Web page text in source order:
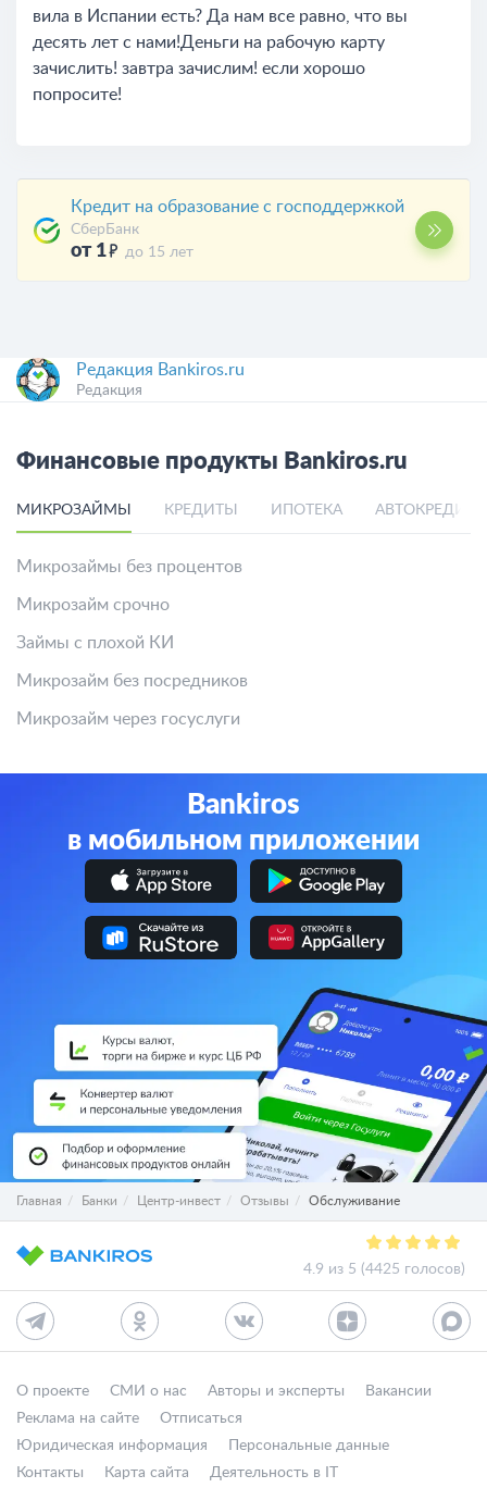
вила в Испании есть? Да нам все равно, что вы
десять лет с нами!Деньги на рабочую карту
зачислить! завтра зачислим! если хорошо
попросите!
Кредит на образование с господдержкой
СберБанк
от 1 до 15 лет
Редакция Bankiros.ru
Редакция
Финансовые продукты Bankiros.ru
МИКРОЗАЙМЫ КРЕДИТЫ ИПОТЕКА
Микрозаймы без процентов
Микрозайм срочно
Займы с плохой КИ
Микрозайм без посредников
Микрозайм через госуслуги
Bankiros
в мобильном приложении
Главная Банки Центр-инвест Отзывы Обслуживание
4.9 из 5 (4425 голосов)
О проекте СМИ о нас Авторы и эксперты
Вакансии
Реклама на сайте
Отписаться
Юридическая информация
Персональные данные
Контакты
Карта сайта Деятельность в IT